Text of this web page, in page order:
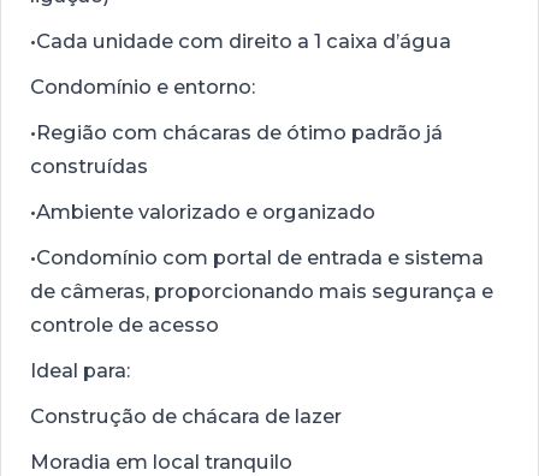
•Cada unidade com direito a 1 caixa d’água
Condomínio e entorno:
•Região com chácaras de ótimo padrão já
construídas
•Ambiente valorizado e organizado
•Condomínio com portal de entrada e sistema
de câmeras, proporcionando mais segurança e
controle de acesso
Ideal para:
Construção de chácara de lazer
Moradia em local tranquilo